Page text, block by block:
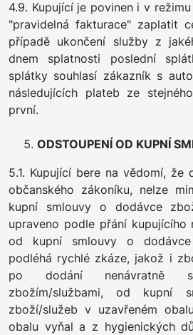
4.9. Kupující je povinen i v
"pravidelná fakturace" zaplatit
případě ukončení služby z
dnem splatnosti poslední
splátky souhlasí zákazník s
následujících plateb ze
první.
ODSTOUPENÍ OD KUPNÍ
5.1. Kupující bere na vědomí, že
občanského zákoníku, nelze
kupní smlouvy o dodávce
upraveno podle přání
od kupní smlouvy o
podléhá rychlé zkáze, jakož i
po dodání nenávratně
zbožím/službami, od kupní
zboží/služeb v uzavřeném
obalu vyňal a z hygienických